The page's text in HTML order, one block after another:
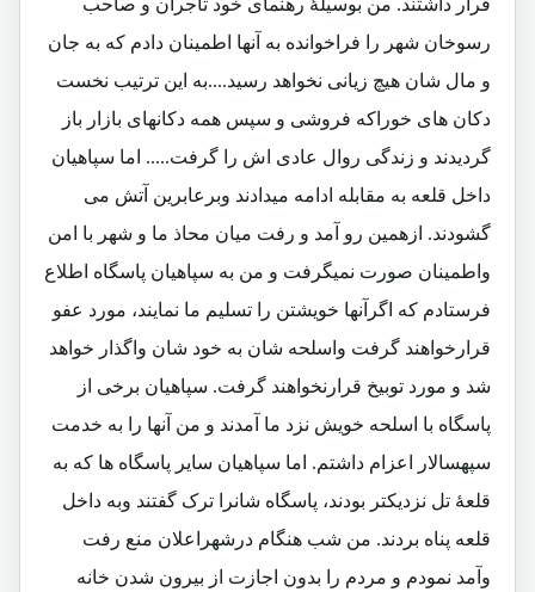
قرار داشتند. من بوسیلۀ رهنمای خود تاجران و صاحب
رسوخان شهر را فراخوانده به آنها اطمینان دادم که به جان
و مال شان هیچ زیانی نخواهد رسید....به این ترتیب نخست
دکان های خوراکه فروشی و سپس همه دکانهای بازار باز
گردیدند و زندگی روال عادی اش را گرفت..... اما سپاهیان
داخل قلعه به مقابله ادامه میدادند وبرعابرین آتش می
گشودند. ازهمین رو آمد و رفت میان محاذ ما و شهر با امن
واطمینان صورت نمیگرفت و من به سپاهیان پاسگاه اطلاع
فرستادم که اگرآنها خویشتن را تسلیم ما نمایند، مورد عفو
قرارخواهند گرفت واسلحه شان به خود شان واگذار خواهد
شد و مورد توبیخ قرارنخواهند گرفت. سپاهیان برخی از
پاسگاه با اسلحه خویش نزد ما آمدند و من آنها را به خدمت
سپهسالار اعزام داشتم. اما سپاهیان سایر پاسگاه ها که به
قلعۀ تل نزدیکتر بودند، پاسگاه شانرا ترک گفتند وبه داخل
قلعه پناه بردند. من شب هنگام درشهراعلان منع رفت
وآمد نمودم و مردم را بدون اجازت از بیرون شدن خانه